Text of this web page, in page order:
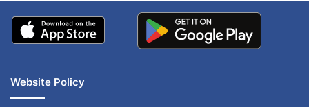
Website Policy